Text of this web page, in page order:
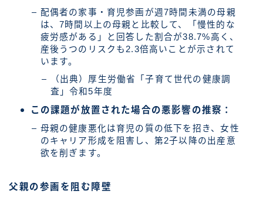
配偶者の家事・育児参画が週7時間未満の母親
は、7時間以上の母親と比較して、「慢性的な
疲労感がある」と回答した割合が38.7%高く、
産後うつのリスクも2.3倍高いことが示されて
います。
（出典）厚生労働省「子育て世代の健康調
査」令和5年度
この課題が放置された場合の悪影響の推察：
母親の健康悪化は育児の質の低下を招き、女性
のキャリア形成を阻害し、第2子以降の出産意
欲を削ぎます。
父親の参画を阻む障壁